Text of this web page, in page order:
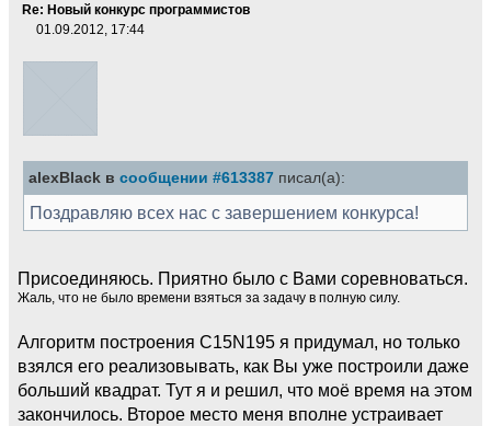
Re: Новый конкурс программистов
01.09.2012, 17:44
alexBlack в сообщении #613387 писал(а):
Поздравляю всех нас с завершением конкурса!
Присоединяюсь. Приятно было с Вами соревноваться.
Жаль, что не было времени взяться за задачу в полную силу.
Алгоритм построения C15N195 я придумал, но только
взялся его реализовывать, как Вы уже построили даже
больший квадрат. Тут я и решил, что моё время на этом
закончилось. Второе место меня вполне устраивает